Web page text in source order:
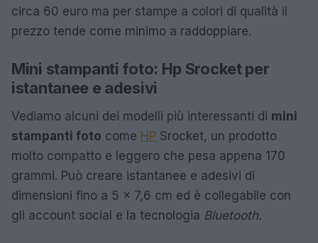
circa 60 euro ma per stampe a colori di qualità il
prezzo tende come minimo a raddoppiare.
Mini stampanti foto: Hp Srocket per
istantanee e adesivi
Vediamo alcuni dei modelli più interessanti di mini
stampanti foto come HP Srocket, un prodotto
molto compatto e leggero che pesa appena 170
grammi. Può creare istantanee e adesivi di
dimensioni fino a 5 x 7,6 cm ed è collegabile con
gli account social e la tecnologia Bluetooth.